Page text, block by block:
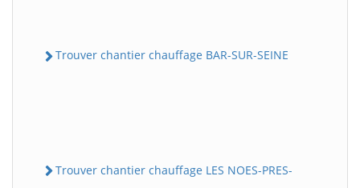
Trouver chantier chauffage BAR-SUR-SEINE
Trouver chantier chauffage LES NOES-PRES-